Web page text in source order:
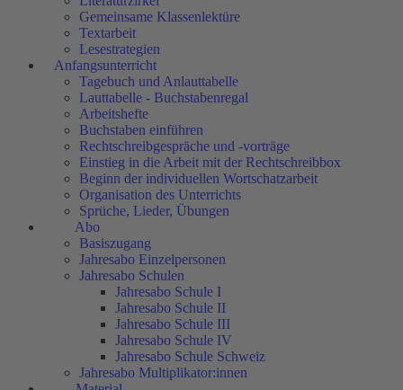
Gemeinsame Klassenlektüre
Textarbeit
Lesestrategien
Anfangsunterricht
Tagebuch und Anlauttabelle
Lauttabelle - Buchstabenregal
Arbeitshefte
Buchstaben einführen
Rechtschreibgespräche und -vorträge
Einstieg in die Arbeit mit der Rechtschreibbox
Beginn der individuellen Wortschatzarbeit
Organisation des Unterrichts
Sprüche, Lieder, Übungen
Abo
Basiszugang
Jahresabo Einzelpersonen
Jahresabo Schulen
Jahresabo Schule I
Jahresabo Schule II
Jahresabo Schule III
Jahresabo Schule IV
Jahresabo Schule Schweiz
Jahresabo Multiplikator:innen